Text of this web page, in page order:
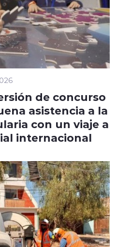
de concurso
asistencia a la
con un viaje a
internacional